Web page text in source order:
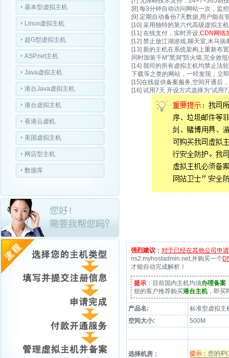
基本型虚拟主机
Linux虚拟主机
超G型虚拟主机
ASP.net主机
Java虚拟主机
港台Java虚拟主机
港台虚拟主机
香港云虚机
美国虚拟主机
网店型主机
数据库
[8] 每3分钟自动访问网站一次，监
[9] 定期自动备份7天数据,用户能在
[10] 采用独特的第六代高级虚拟主
[11] 在线支付，实时开设,CDN网络
[12] 禁止放江湖游戏,聊天室,木马
[13] 新的主机在系统架构上重新布
同时加装千M"黑洞"防火墙,完全效
[14] 我司的所有虚拟主机均禁止法
下载等之类的网站，一经发现，立
[15]在线提供备案服务,空间开通后
[16] 试用7天.开设方式选择为“试用7
强烈建议 ： 对于已经在其他公司申
ns2.myhostadmin.net,并购买一个
才能自动完成解析！
提示 ：目前国内主机均须办理备案
烦的客户推荐购买港台主机，即买
产品名:
标准型虚拟主
空间大小:
500M
选择机房： 提示： 您的